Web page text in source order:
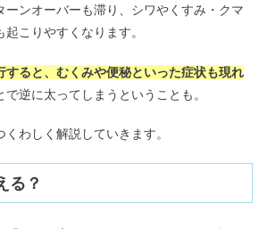
ーンオーバーも滞り、シワやくすみ・クマ
こりやすくなります。
すると、むくみや便秘といった症状も現れ
逆に太ってしまうということも。
わしく解説していきます。
る？